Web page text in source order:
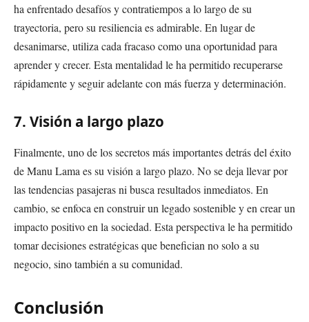
ha enfrentado desafíos y contratiempos a lo largo de su
trayectoria, pero su resiliencia es admirable. En lugar de
desanimarse, utiliza cada fracaso como una oportunidad para
aprender y crecer. Esta mentalidad le ha permitido recuperarse
rápidamente y seguir adelante con más fuerza y determinación.
7. Visión a largo plazo
Finalmente, uno de los secretos más importantes detrás del éxito
de Manu Lama es su visión a largo plazo. No se deja llevar por
las tendencias pasajeras ni busca resultados inmediatos. En
cambio, se enfoca en construir un legado sostenible y en crear un
impacto positivo en la sociedad. Esta perspectiva le ha permitido
tomar decisiones estratégicas que benefician no solo a su
negocio, sino también a su comunidad.
Conclusión